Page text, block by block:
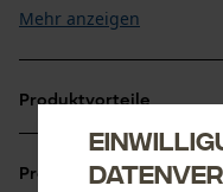
Mehr anzeigen
Produktvorteile
Praktischer
Wichtiges
Produktinformationen